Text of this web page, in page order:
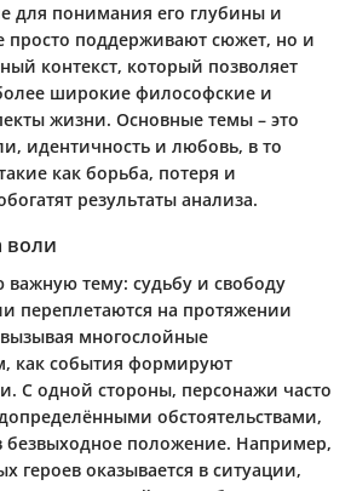
для понимания его глубины и
просто поддерживают сюжет, но и
контекст, который позволяет
широкие философские и
жизни. Основные темы – это
идентичность и любовь, в то
как борьба, потеря и
результаты анализа.
воли
тему: судьбу и свободу
переплетаются на протяжении
многослойные
как события формируют
С одной стороны, персонажи часто
обстоятельствами,
безвыходное положение. Например,
героев оказывается в ситуации,